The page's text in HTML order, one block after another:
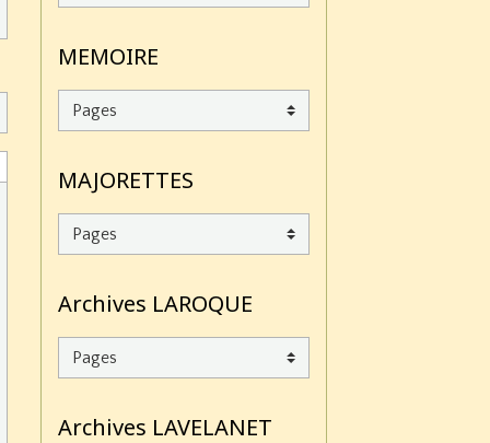
MEMOIRE
MAJORETTES
Archives LAROQUE
Archives LAVELANET